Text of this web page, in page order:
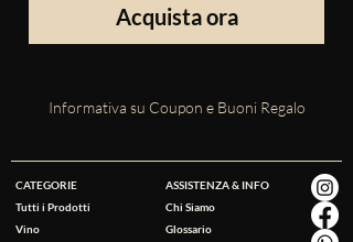
Acquista ora
Informativa su Coupon e Buoni Regalo
CATEGORIE
Tutti i Prodotti
Vino
ASSISTENZA & INFO
Chi Siamo
Glossario